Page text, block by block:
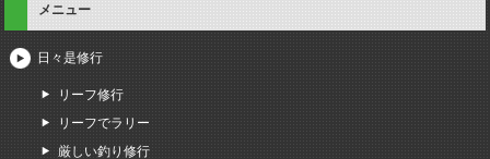
メニュー
日々是修行
リーフ修行
リーフでラリー
厳しい釣り修行